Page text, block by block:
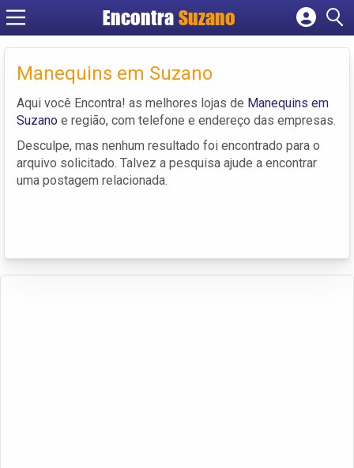
EncontraSuzano
Cadastrar empresa
Criar conta
Manequins em Suzano
Aqui você Encontra! as melhores lojas de Manequins em
Suzano e região, com telefone e endereço das empresas.
Desculpe, mas nenhum resultado foi encontrado para o
arquivo solicitado. Talvez a pesquisa ajude a encontrar
uma postagem relacionada.